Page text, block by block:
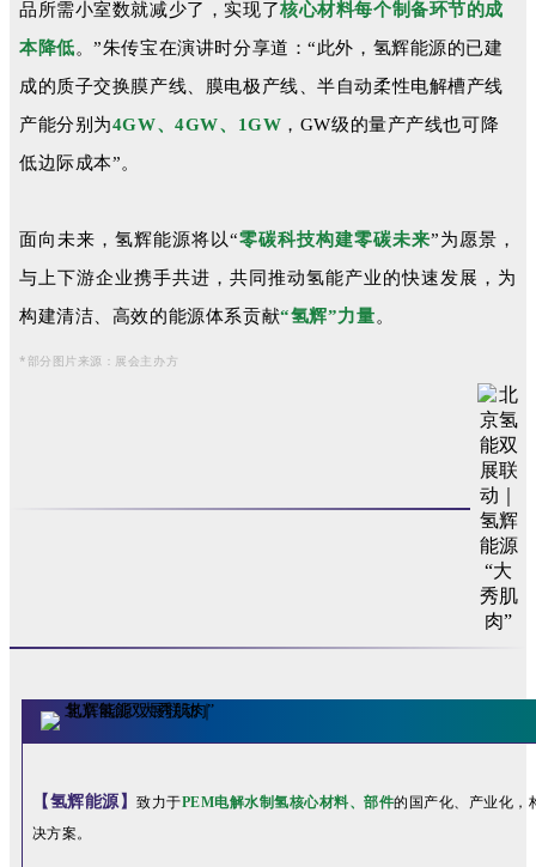
品所需小室数就减少了，实现了核心材料每个制备环节的成
本降低。”朱传宝在演讲时分享道：“此外，氢辉能源的已建
成的质子交换膜产线、膜电极产线、半自动柔性电解槽产线
产能分别为4GW、4GW、1GW ，GW级的量产产线也可降
低边际成本”。
面向未来，氢辉能源将以“零碳科技构建零碳未来”为愿景，
与上下游企业携手共进，共同推动氢能产业的快速发展，为
构建清洁、高效的能源体系贡献“氢辉”力量。
*部分图片来源：展会主办方
【氢辉能源】致力于PEM电解水制氢核心材料、部件的国产化、产业化，
决方案。